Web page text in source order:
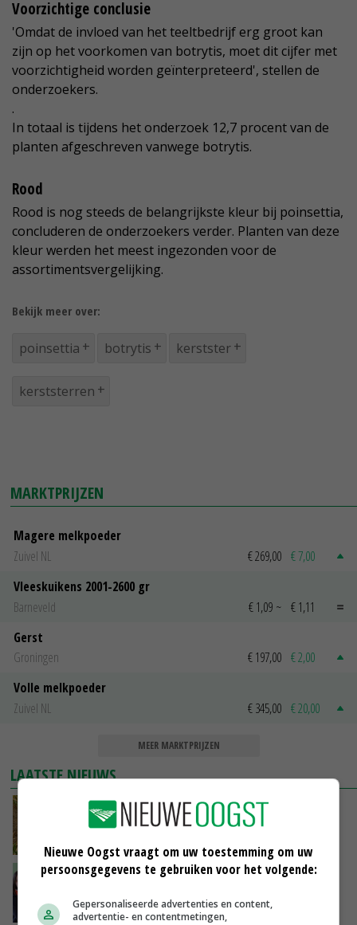
Voorzichtige conclusie
'Omdat de invloed van het teeltbedrijf erg groot kan
zijn op het voorkomen van botrytis, moet dit cijfer met
voorzichtigheid worden geïnterpreteerd', stellen de
onderzoekers.
.
In totaal is tijdens het onderzoek 12,7 procent van de
planten afgeschreven vanwege botrytis.
Rood
Rood is nog steeds de belangrijkste kleur bij poinsettia,
concluderen de onderzoekers verder. Planten van deze
kleur werden het meest ingezonden voor de
assortimentsvergelijking.
Bekijk meer over:
poinsettia botrytis kerstster
kerststerren
MARKTPRIJZEN
Magere melkpoeder
Zuivel NL
€ 269,00 € 7,00
Vleeskuikens 2001-2600 gr
Barneveld
€ 1,09 ~ € 1,11
Gerst
Groningen
€ 197,00 € 2,00
Volle melkpoeder
Zuivel NL
€ 345,00 € 20,00
MEER MARKTPRIJZEN
LAATSTE NIEUWS
Droogte raakt alle sectoren, LTO waarschuwt
voor lege schappen
‘Het is letterlijk en figuurlijk een hete zomer’
VANDAAG, 11:00
Nieuwe Oogst vraagt om uw toestemming om uw
persoonsgegevens te gebruiken voor het volgende:
Gepersonaliseerde advertenties en content,
advertentie- en contentmetingen,